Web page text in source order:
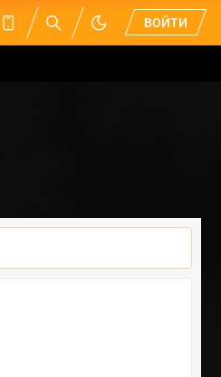
ВОЙТИ